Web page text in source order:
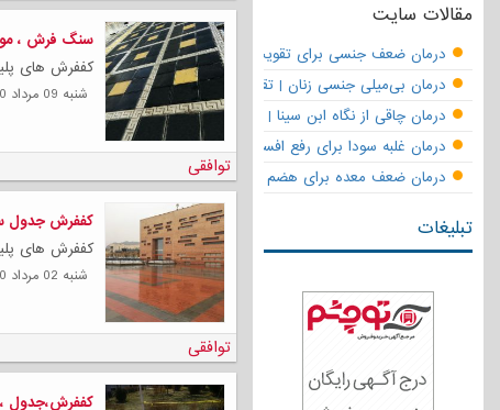
مقالات سایت
درمان ضعف جنسی برای تقویت قوای مردانه | تقویت نعوظ و رفع
درمان بی‌میلی جنسی زنان | تقویت قوای جنسی و بازگشت لذت
درمان چاقی از نگاه ابن سینا | نسخه حکما برای کاهش وزن طبیعی
درمان غلبه سودا برای رفع افسردگی
درمان ضعف معده برای هضم قوی
تبلیغات
سنگ فرش ،
کففرش های
شنبه 09 مرداد 1400
توافقی
کففرش جدول
کففرش های
شنبه 02 مرداد 1400
توافقی
کففرش،جدول